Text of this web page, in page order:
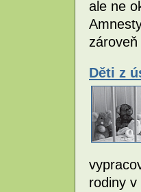
ale ne
Děti z
rodiny